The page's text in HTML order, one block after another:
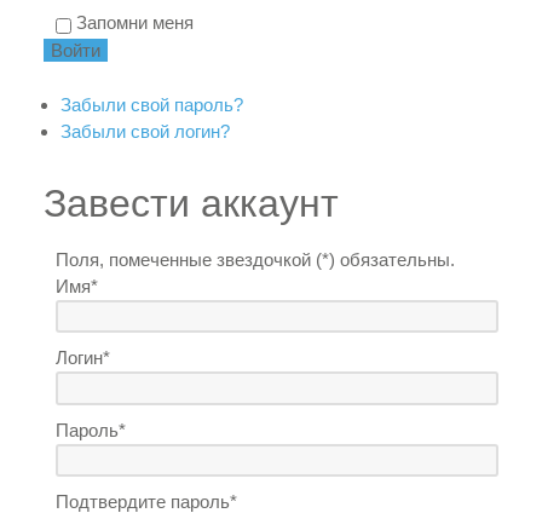
Запомни меня
Забыли свой пароль?
Забыли свой логин?
Завести аккаунт
Поля, помеченные звездочкой (*) обязательны.
Имя*
Логин*
Пароль*
Подтвердите пароль*